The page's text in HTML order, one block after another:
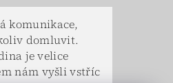
komunikace,
domluvit.
je velice
nám vyšli vstříc